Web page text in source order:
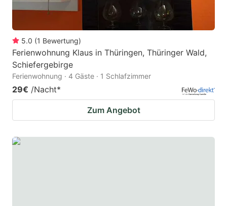
5.0 (1 Bewertung)
Ferienwohnung Klaus in Thüringen, Thüringer Wald,
Schiefergebirge
Ferienwohnung · 4 Gäste · 1 Schlafzimmer
29€ /Nacht*
Zum Angebot